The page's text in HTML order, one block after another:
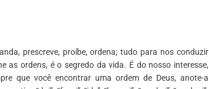
prescreve, proíbe, ordena; tudo para nos conduzir
as ordens, é o segredo da vida. É do nosso interesse,
que você encontrar uma ordem de Deus, anote-a